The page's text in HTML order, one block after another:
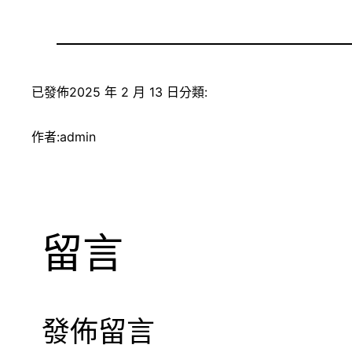
已發佈2025 年 2 月 13 日 分類:
作者:admin
留言
發佈留言